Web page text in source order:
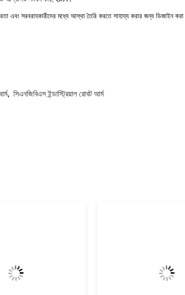
সরবরাহকারীদের মধ্যে আস্থা তৈরি করতে সাহায্য করার জন্য ডিজাইন করা
, সিএনজিবিএস ইন্ডাস্ট্রিয়াল রোবট আর্ম